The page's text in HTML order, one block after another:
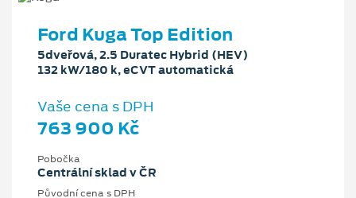
Ford Kuga Top Edition
5dveřová, 2.5 Duratec Hybrid (HEV)
132 kW/180 k, eCVT automatická
Vaše cena s DPH
763 900 Kč
Pobočka
Centrální sklad v ČR
Původní cena s DPH